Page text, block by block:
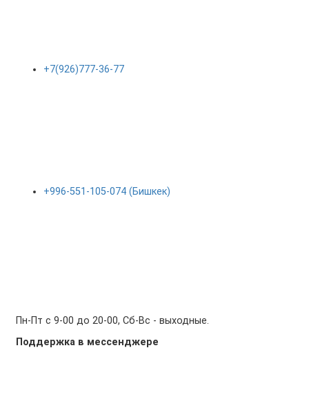
+7(926)777-36-77
+996-551-105-074 (Бишкек)
Пн-Пт с 9-00 до 20-00, Сб-Вс - выходные.
Поддержка в мессенджере